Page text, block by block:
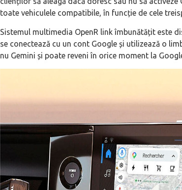
toate vehiculele compatibile, în funcție de cele
Sistemul multimedia OpenR link îmbunătățit este
se conectează cu un cont Google și utilizează o
nu Gemini și poate reveni în orice moment la